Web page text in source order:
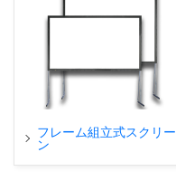
フレーム組立式スクリー
ン